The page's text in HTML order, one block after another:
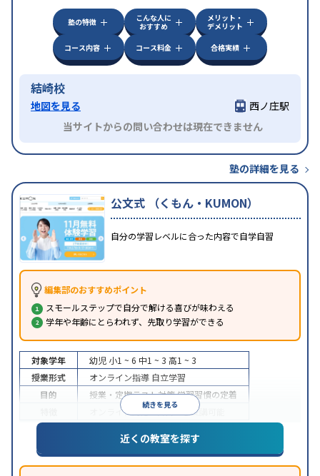
塾の特徴
こんな人に
おすすめ
メリット・
デメリット
コース内容
コース料金 合格実績
結崎校
地図を見る
西ノ庄駅
当サイトからの問い合わせは現在できません
塾の詳細を見る
公文式 （くもん・KUMON）
自分の学習レベルに合った内容で自学自習
編集部のおすすめポイント
スモールステップで自分で解ける喜びが味わえる
学年や年齢にとらわれず、先取り学習ができる
続きを見る
対象学年 幼児 小1 ~ 6 中1 ~ 3 高1 ~ 3
授業形式
オンライン指導 自立学習
目的
授業・定期テスト対策学習習慣の定着
オンライン対応1科目から受講可能
近くの教室を探す